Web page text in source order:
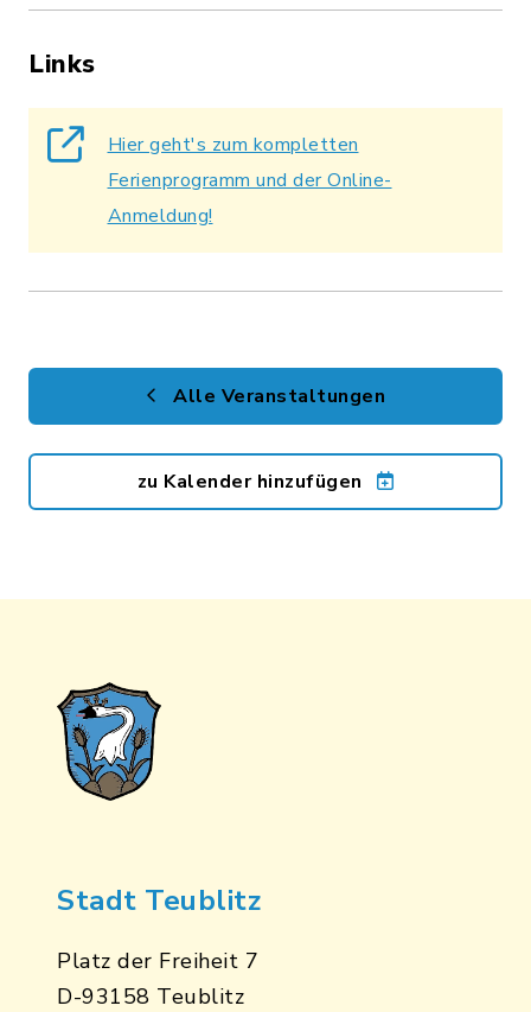
Links
Hier geht's zum kompletten
Ferienprogramm und der Online-
Anmeldung!
Alle Veranstaltungen
zu Kalender hinzufügen
Stadt Teublitz
Platz der Freiheit 7
D-93158 Teublitz